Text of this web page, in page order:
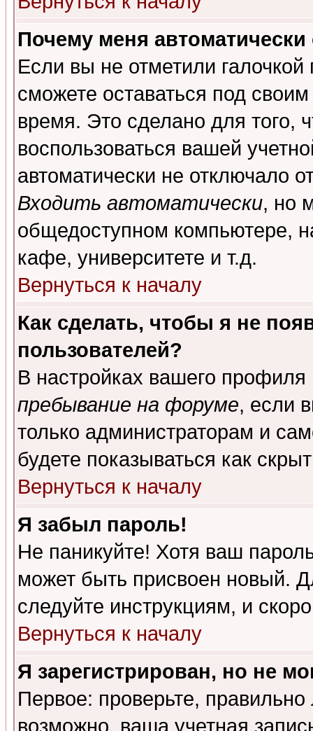
Почему меня автоматически
Если вы не отметили галочкой
сможете оставаться под
время. Это сделано для того,
воспользоваться вашей
автоматически не отключало
Входить автоматически, но
общедоступном компьютере,
кафе, университете и т.д.
Вернуться к началу
Как сделать, чтобы я не
пользователей?
В настройках вашего
пребывание на форуме, если
только администраторам и
будете показываться как
Вернуться к началу
Я забыл пароль!
Не паникуйте! Хотя ваш
может быть присвоен новый.
следуйте инструкциям, и
Вернуться к началу
Я зарегистрирован, но не
Первое: проверьте,
возможно, ваша учетная